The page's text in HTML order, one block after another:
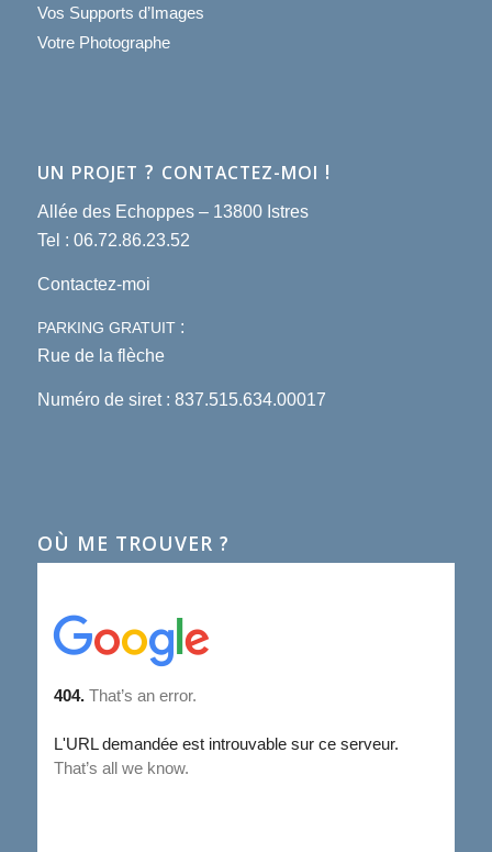
Vos Supports d’Images
Votre Photographe
UN PROJET ? CONTACTEZ-MOI !
Allée des Echoppes – 13800 Istres
Tel : 06.72.86.23.52
Contactez-moi
PARKING GRATUIT:
Rue de la flèche
Numéro de siret : 837.515.634.00017
OÙ ME TROUVER ?